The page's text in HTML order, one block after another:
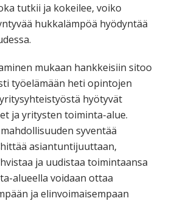
tutkii ja kokeilee, voiko
hukkalämpöä hyödyntää
mukaan hankkeisiin sitoo
työelämään heti opintojen
hyötyvät
ja yritysten toiminta-alue.
syventää
asiantuntijuuttaan,
ja uudistaa toimintaansa
alueella voidaan ottaa
ja elinvoimaisempaan